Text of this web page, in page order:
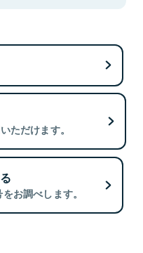
ただけます。
お調べします。